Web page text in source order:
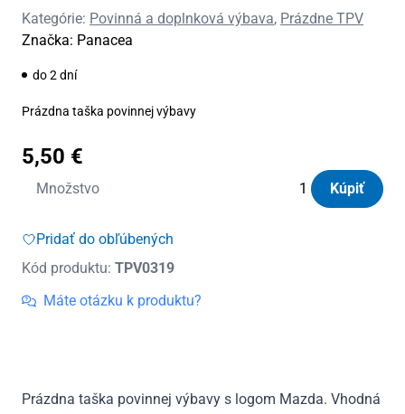
Kategórie: Povinná a doplnková výbava, Prázdne TPV
Značka: Panacea
do 2 dní
Prázdna taška povinnej výbavy
5,50 €
Množstvo
množstvo
Mazda
Kúpiť
Pridať do obľúbených
Kód produktu: TPV0319
Máte otázku k produktu?
Prázdna taška povinnej výbavy s logom Mazda. Vhodná